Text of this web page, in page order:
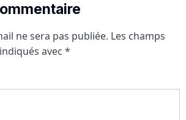
ne sera pas publiée. Les champs
avec *